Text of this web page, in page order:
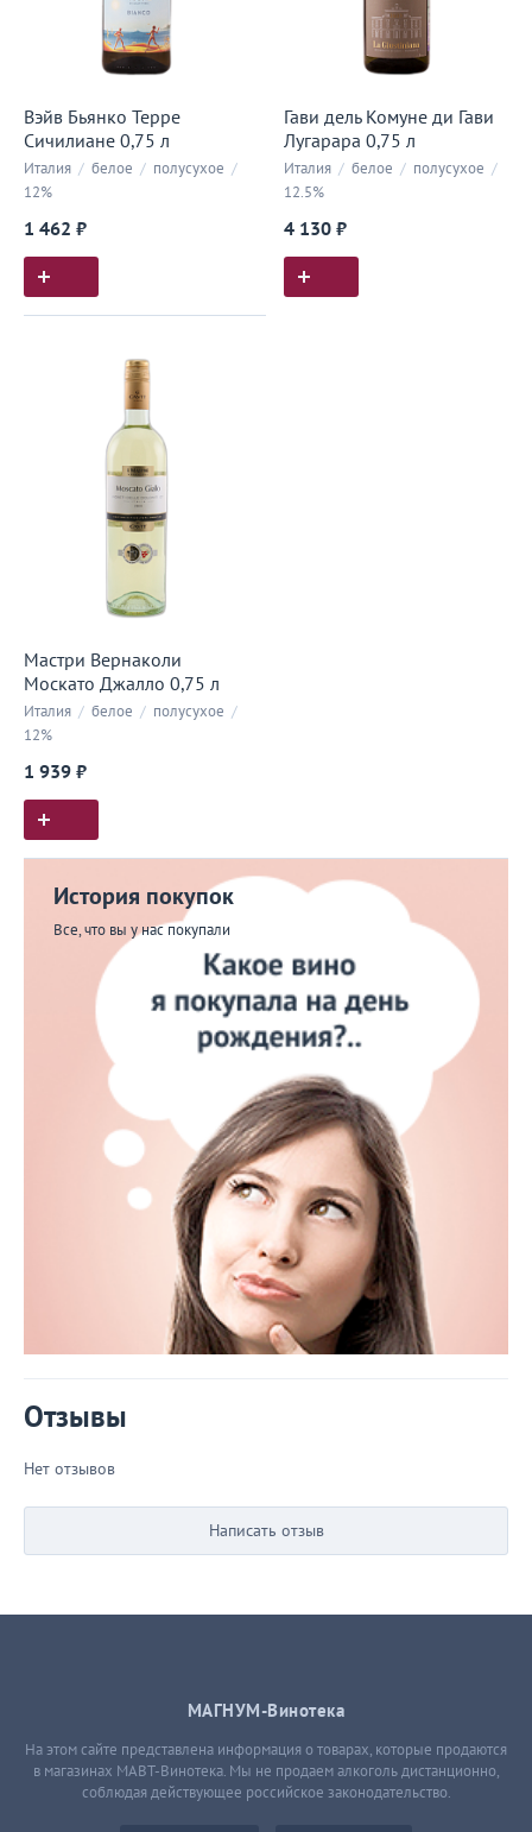
Вэйв Бьянко Терре
Сичилиане 0,75 л
Италия / белое / полусухое /
12%
1 462 ₽
Гави дель Комуне ди Гави
Лугарара 0,75 л
Италия / белое / полусухое /
12.5%
4 130 ₽
Мастри Вернаколи
Москато Джалло 0,75 л
Италия / белое / полусухое /
12%
1 939 ₽
История покупок
Все, что вы у нас покупали
Отзывы
Нет отзывов
Написать отзыв
МАГНУМ-Винотека
На этом сайте представлена информация о товарах, которые продаются
в магазинах МАВТ-Винотека. Мы не продаем алкоголь дистанционно,
соблюдая действующее российское законодательство.